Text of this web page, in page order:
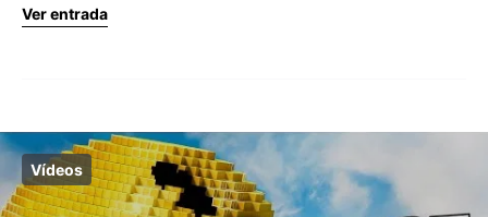
Ver entrada
Vídeos